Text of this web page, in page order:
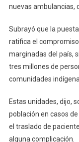
nuevas ambulancias,
Subrayó que la
ratifica el
marginadas del país,
tres millones de
comunidades
Estas unidades, dijo,
población en casos
el traslado de
alguna complicación.